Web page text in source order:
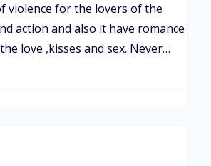
violence for the lovers of the
action and also it have romance
love ,kisses and sex. Never
start being enemies or